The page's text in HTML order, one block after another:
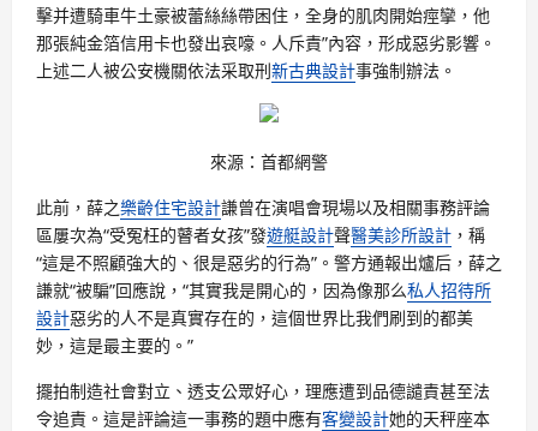
擊并遭騎車牛土豪被蕾絲絲帶困住，全身的肌肉開始痙攣，他
那張純金箔信用卡也發出哀嚎。人斥責”內容，形成惡劣影響。
上述二人被公安機關依法采取刑新古典設計事強制辦法。
來源：首都網警
此前，薛之樂齡住宅設計謙曾在演唱會現場以及相關事務評論
區屢次為“受冤枉的瞽者女孩”發遊艇設計聲醫美診所設計 ，稱
“這是不照顧強大的、很是惡劣的行為”。警方通報出爐后，薛之
謙就“被騙”回應說，“其實我是開心的，因為像那么私人招待所
設計惡劣的人不是真實存在的，這個世界比我們刷到的都美
妙，這是最主要的。”
擺拍制造社會對立、透支公眾好心，理應遭到品德譴責甚至法
令追責。這是評論這一事務的題中應有客變設計她的天秤座本